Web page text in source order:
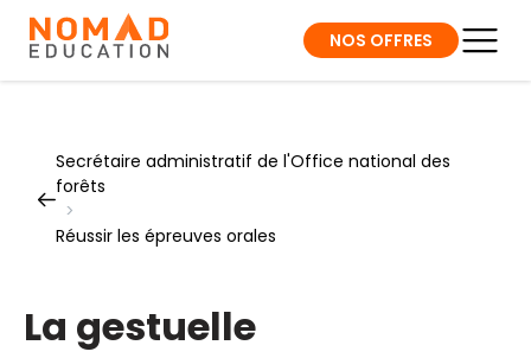
NOS OFFRES
Secrétaire administratif de l'Office national des
forêts
>
Réussir les épreuves orales
La gestuelle